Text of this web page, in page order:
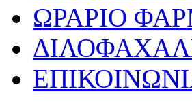
ΩΡΑΡΙΟ